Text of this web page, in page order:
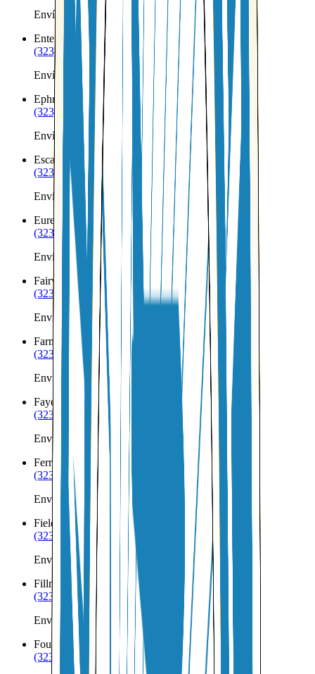
Envíos a Nicaragua desde Emery
Enterprise
UT
(323) 953-8100
Envíos a Nicaragua desde Enterprise
Ephraim
(323) 953-8100
Envíos a Nicaragua desde Ephraim
Escalante
UT
(323) 953-8100
Envíos a Nicaragua desde Escalante
Eureka
UT
(323) 953-8100
Envíos a Nicaragua desde Eureka
Fairview
UT
(323) 953-8100
Envíos a Nicaragua desde Fairview
Farmington
UT
(323) 953-8100
Envíos a Nicaragua desde Farmington
Fayette
(323) 953-8100
Envíos a Nicaragua desde Fayette
Ferron
UT
(323) 953-8100
Envíos a Nicaragua desde Ferron
Fielding UT
(323) 953-8100
Envíos a Nicaragua desde Fielding
Fillmore UT
(323) 953-8100
Envíos a Nicaragua desde Fillmore
Fountain Green
(323) 953-8100